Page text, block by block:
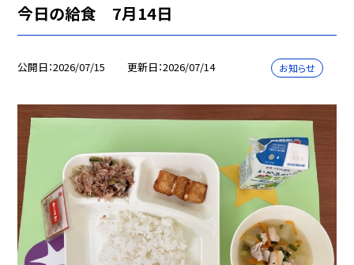
今日の給食 7月14日
公開日 2026/07/15 更新日 2026/07/14 お知らせ